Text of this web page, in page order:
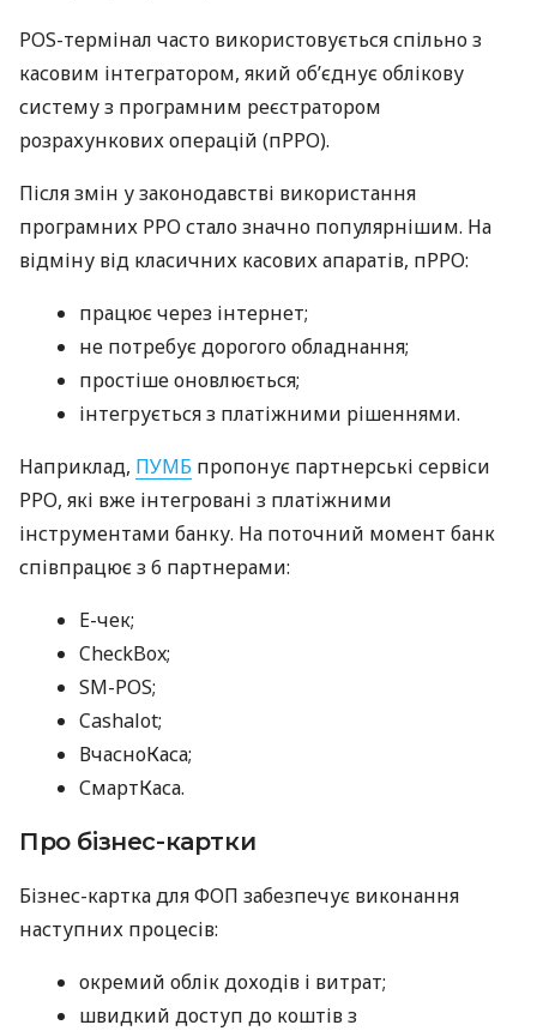
POS-термінал часто використовується спільно з
касовим інтегратором, який об’єднує облікову
систему з програмним реєстратором
розрахункових операцій (пРРО).
Після змін у законодавстві використання
програмних РРО стало значно популярнішим. На
відміну від класичних касових апаратів, пРРО:
працює через інтернет;
не потребує дорогого обладнання;
простіше оновлюється;
інтегрується з платіжними рішеннями.
Наприклад, ПУМБ пропонує партнерські сервіси
РРО, які вже інтегровані з платіжними
інструментами банку. На поточний момент банк
співпрацює з 6 партнерами:
E-чек;
CheckBox;
SM-POS;
Cashalot;
ВчасноКаса;
СмартКаса.
Про бізнес-картки
Бізнес-картка для ФОП забезпечує виконання
наступних процесів:
окремий облік доходів і витрат;
швидкий доступ до коштів з